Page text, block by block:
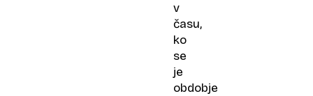
v
času,
ko
se
je
obdobje